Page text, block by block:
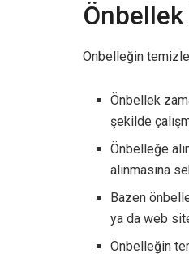
Önbelleğin
Önbellek
şekilde
Önbelleğe
alınmasına
Bazen
ya da web
Önbelleğin